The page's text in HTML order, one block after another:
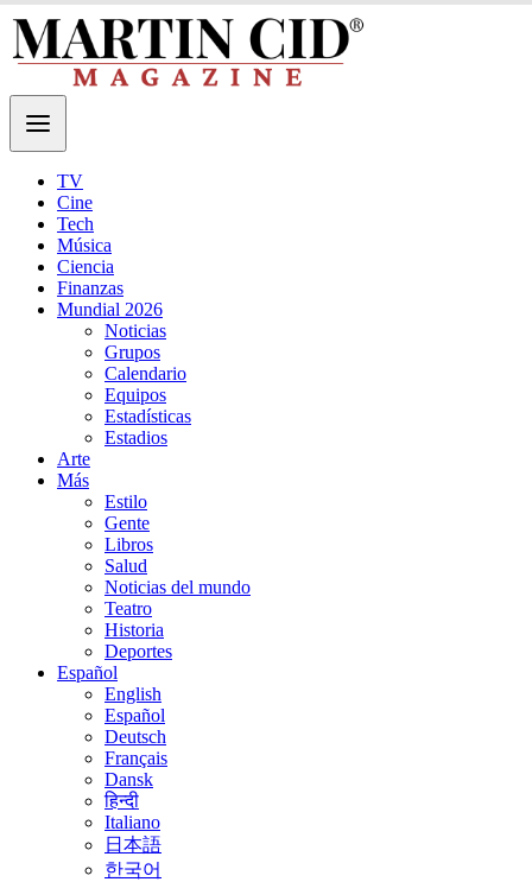
TV
Cine
Tech
Música
Ciencia
Finanzas
Mundial 2026
Noticias
Grupos
Calendario
Equipos
Estadísticas
Estadios
Arte
Más
Estilo
Gente
Libros
Salud
Noticias del mundo
Teatro
Historia
Deportes
Español
English
Español
Deutsch
Français
Dansk
हिन्दी
Italiano
日本語
한국어